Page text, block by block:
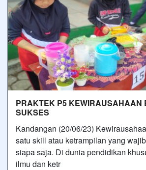
PRAKTEK P5 KEWIRAUSAHAAN
SUKSES
Kandangan (20/06/23)
satu skill atau ketrampilan yang
siapa saja. Di dunia pendidikan
ilmu dan ketr